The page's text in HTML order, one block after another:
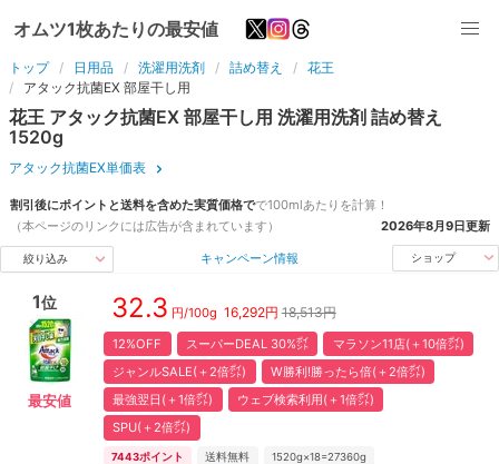
オムツ1枚あたりの最安値
トップ 日用品 洗濯用洗剤 詰め替え
花王
アタック抗菌EX 部屋干し用
花王 アタック抗菌EX 部屋干し用 洗濯用洗剤 詰め替え
1520g
アタック抗菌EX単価表
割引後にポイントと送料を含めた実質価格でで100mlあたりを計算！
（本ページのリンクには広告が含まれています）
2026年8月9日更新
絞り込み キャンペーン情報 ショップ
1位
最安値
32.3 円/100g 16,292円 18,513円
12%OFF スーパーDEAL 30%㌽
マラソン11店(＋10倍㌽)
ジャンルSALE(＋2倍㌽)
W勝利!勝ったら倍(＋2倍㌽)
最強翌日(＋1倍㌽)
ウェブ検索利用(＋1倍㌽)
SPU(＋2倍㌽)
7443ポイント 送料無料 1520g×18=27360g